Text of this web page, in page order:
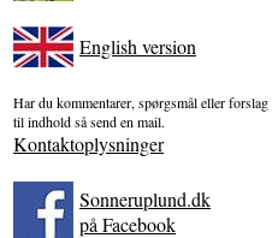
English version
Har du kommentarer, spørgsmål eller forslag
til indhold så send en mail.
Kontaktoplysninger
Sonneruplund.dk
på Facebook